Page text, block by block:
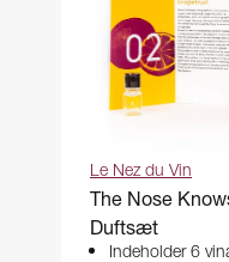
Le Nez du Vin
The Nose
Duftsæt
Indeholder 6